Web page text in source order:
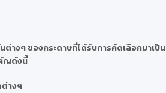
างๆ ของกระดาษที่ได้รับการคัดเลือกมาเป็น
ญดังนี้
างๆ